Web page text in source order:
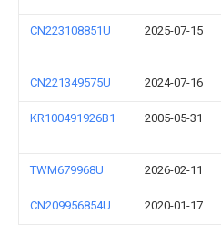
CN223108851U 2025-07-15
CN221349575U 2024-07-16
KR100491926B1 2005-05-31
TWM679968U 2026-02-11
CN209956854U 2020-01-17